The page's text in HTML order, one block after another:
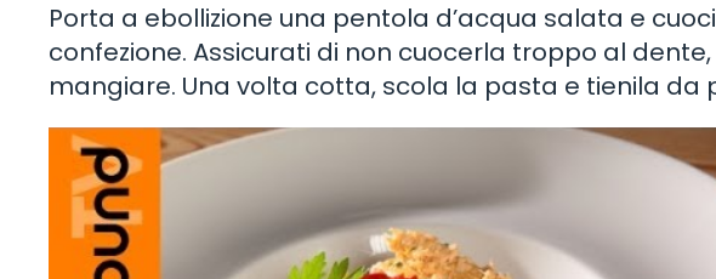
Porta a ebollizione una pentola d’acqua salata e
confezione. Assicurati di non cuocerla troppo al
mangiare. Una volta cotta, scola la pasta e tienila da